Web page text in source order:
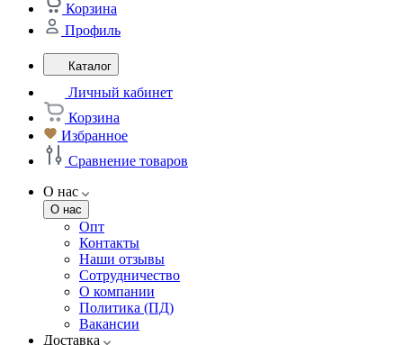
Корзина
Профиль
Каталог
Личный кабинет
Корзина
Избранное
Сравнение товаров
О нас
О нас
Опт
Контакты
Наши отзывы
Сотрудничество
О компании
Политика (ПД)
Вакансии
Доставка